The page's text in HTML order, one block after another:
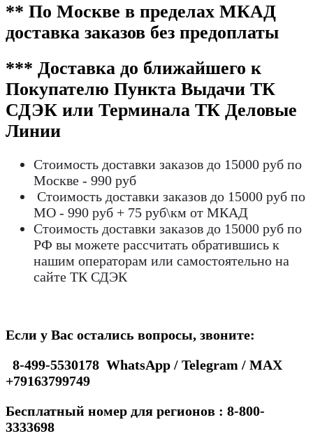
** По Москве в пределах МКАД
доставка заказов без предоплаты
*** Доставка до ближайшего к
Покупателю Пункта Выдачи ТК
СДЭК или Терминала ТК Деловые
Линии
Стоимость доставки заказов до 15000 руб по
Москве - 990 руб
Стоимость доставки заказов до 15000 руб по
МО - 990 руб + 75 руб\км от МКАД
Стоимость доставки заказов до 15000 руб по
РФ вы можете рассчитать обратившись к
нашим операторам или самостоятельно на
сайте ТК СДЭК
Если у Вас остались вопросы, звоните:
8-499-5530178 WhatsApp / Telegram / MAX
+79163799749
Бесплатный номер для регионов : 8-800-
3333698